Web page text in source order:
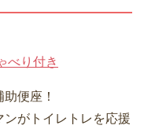
べり付き
便座！
がトイレトレを応援